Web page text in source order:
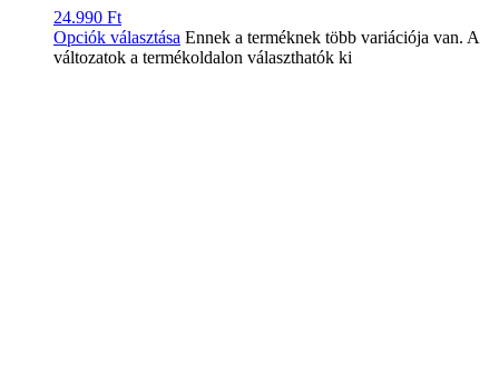
24.990 Ft
Opciók választása Ennek a terméknek több variációja van. A
változatok a termékoldalon választhatók ki